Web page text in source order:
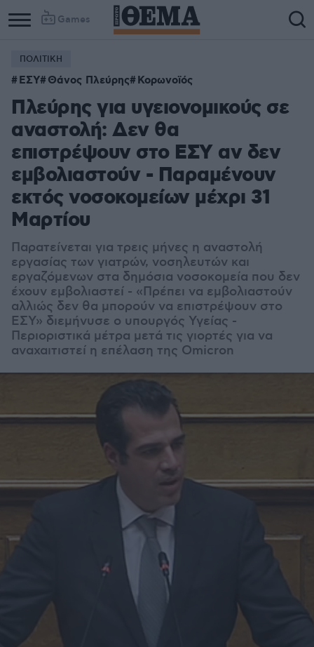
Games
ΠΟΛΙΤΙΚΗ
ΕΣΥ Θάνος Πλεύρης Κορωνοϊός
Πλεύρης για υγειονομικούς σε
αναστολή: Δεν θα
επιστρέψουν στο ΕΣΥ αν δεν
εμβολιαστούν - Παραμένουν
εκτός νοσοκομείων μέχρι 31
Μαρτίου
Παρατείνεται για τρεις μήνες η αναστολή
εργασίας των γιατρών, νοσηλευτών και
εργαζόμενων στα δημόσια νοσοκομεία που δεν
έχουν εμβολιαστεί - «Πρέπει να εμβολιαστούν
αλλιώς δεν θα μπορούν να επιστρέψουν στο
ΕΣΥ» διεμήνυσε ο υπουργός Υγείας -
Περιοριστικά μέτρα μετά τις γιορτές για να
αναχαιτιστεί η επέλαση της Omicron